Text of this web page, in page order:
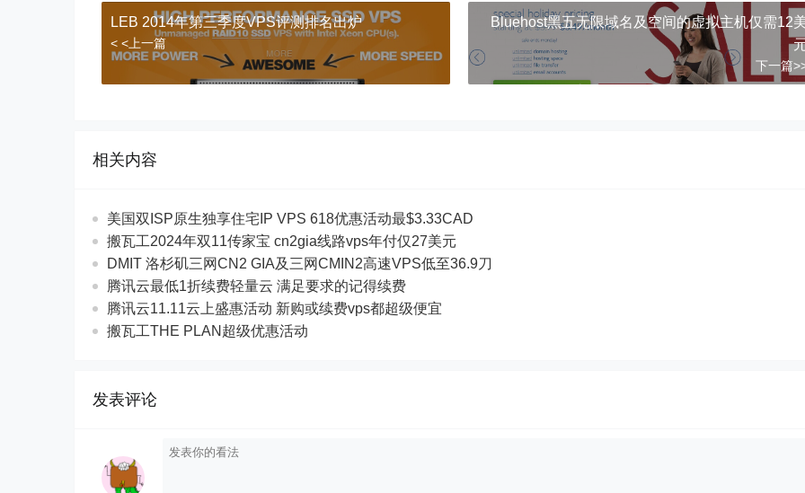
LEB 2014年第三季度VPS评测排名出炉
< <上一篇
Bluehost黑五无限域名及空间的虚拟主机仅需12
下一篇
相关内容
美国双ISP原生独享住宅IP VPS 618优惠活动最$3.33CAD
搬瓦工2024年双11传家宝 cn2gia线路vps年付仅27美元
DMIT 洛杉矶三网CN2 GIA及三网CMIN2高速VPS低至36.9刀
腾讯云最低1折续费轻量云 满足要求的记得续费
腾讯云11.11云上盛惠活动 新购或续费vps都超级便宜
搬瓦工THE PLAN超级优惠活动
发表评论